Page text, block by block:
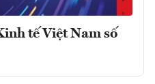
tế Việt Nam số